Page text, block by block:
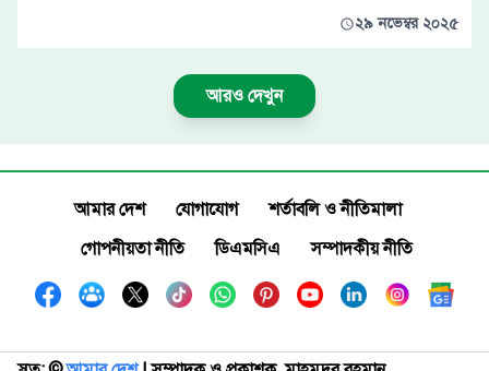
২৯ নভেম্বর ২০২৫
আরও দেখুন
আমার দেশ যোগাযোগ
শর্তাবলি ও নীতিমালা
গোপনীয়তা নীতি
ডিএমসিএ সম্পাদকীয় নীতি